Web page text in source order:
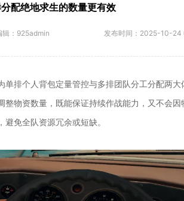
配绝地求生的数量更有效
辑： 925admin 发布时间： 2025-10-24
排个人背包定量管控与多排团队分工分配两
物资数量，既能保证持续作战能力，又不会
免全队资源冗余或短缺。